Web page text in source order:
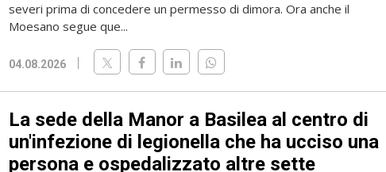
severi prima di concedere un permesso di dimora. Ora anche il
Moesano segue que...
04.08.2026
La sede della Manor a Basilea al centro di
un'infezione di legionella che ha ucciso una
persona e ospedalizzato altre sette